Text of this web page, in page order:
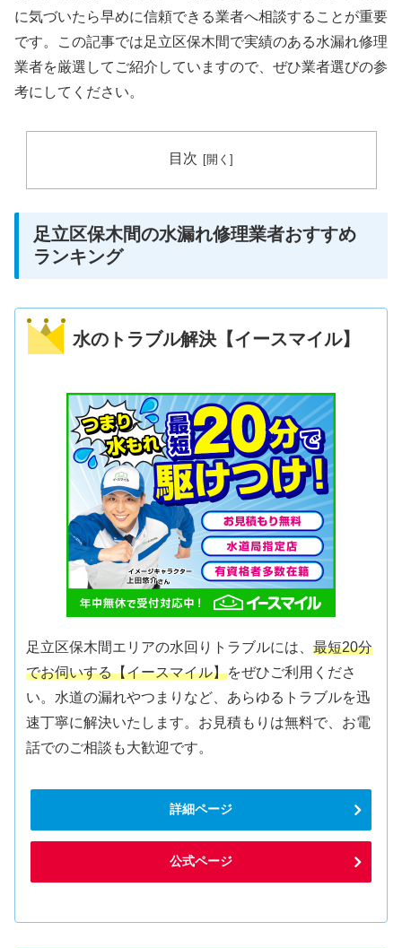
に気づいたら早めに信頼できる業者へ相談することが重要
です。この記事では足立区保木間で実績のある水漏れ修理
業者を厳選してご紹介していますので、ぜひ業者選びの参
考にしてください。
目次
足立区保木間の水漏れ修理業者おすすめ
ランキング
水のトラブル解決【イースマイル】
足立区保木間エリアの水回りトラブルには、最短20分
でお伺いする【イースマイル】をぜひご利用くださ
い。水道の漏れやつまりなど、あらゆるトラブルを迅
速丁寧に解決いたします。お見積もりは無料で、お電
話でのご相談も大歓迎です。
詳細ページ
公式ページ